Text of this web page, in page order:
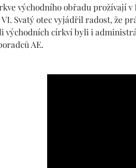
východního obřadu prožívají v
VI. Svatý otec vyjádřil radost, že
východních církví byli i
AE.